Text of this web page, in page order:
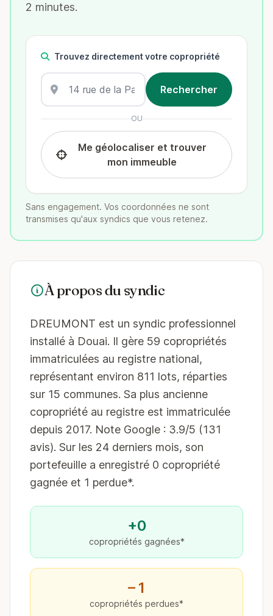
2 minutes.
Trouvez directement votre copropriété
OU
Me géolocaliser et trouver
mon immeuble
Sans engagement. Vos coordonnées ne sont
transmises qu'aux syndics que vous retenez.
À propos du syndic
DREUMONT est un syndic professionnel
installé à Douai. Il gère 59 copropriétés
immatriculées au registre national,
représentant environ 811 lots, réparties
sur 15 communes. Sa plus ancienne
copropriété au registre est immatriculée
depuis 2017. Note Google : 3.9/5 (131
avis). Sur les 24 derniers mois, son
portefeuille a enregistré 0 copropriété
gagnée et 1 perdue*.
+0
copropriétés gagnées*
−1
copropriétés perdues*